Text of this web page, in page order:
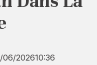
06/202610:36